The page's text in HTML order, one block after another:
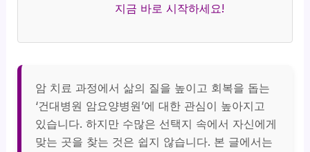
지금 바로 시작하세요!
암 치료 과정에서 삶의 질을 높이고 회복을 돕는
‘건대병원 암요양병원’에 대한 관심이 높아지고
있습니다. 하지만 수많은 선택지 속에서 자신에게
맞는 곳을 찾는 것은 쉽지 않습니다. 본 글에서는